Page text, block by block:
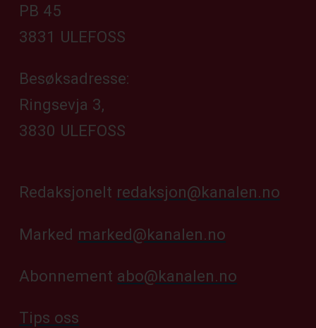
PB 45
3831 ULEFOSS
Besøksadresse:
Ringsevja 3,
3830 ULEFOSS
Redaksjonelt redaksjon@kanalen.no
Marked marked@kanalen.no
Abonnement abo@kanalen.no
Tips oss